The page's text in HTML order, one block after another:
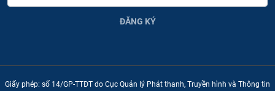
ĐĂNG KÝ
Giấy phép: số 14/GP-TTĐT do Cục Quản lý Phát thanh, Truyền hình và Thông tin